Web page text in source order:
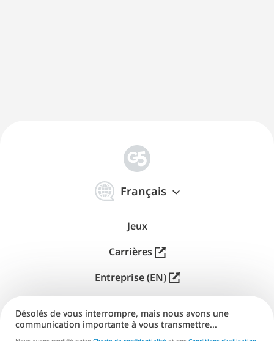
Français
体
中
Jeux
Carrières
Entreprise (EN)
Aide
Désolés de vous interrompre, mais nous avons une
communication importante à vous transmettre...